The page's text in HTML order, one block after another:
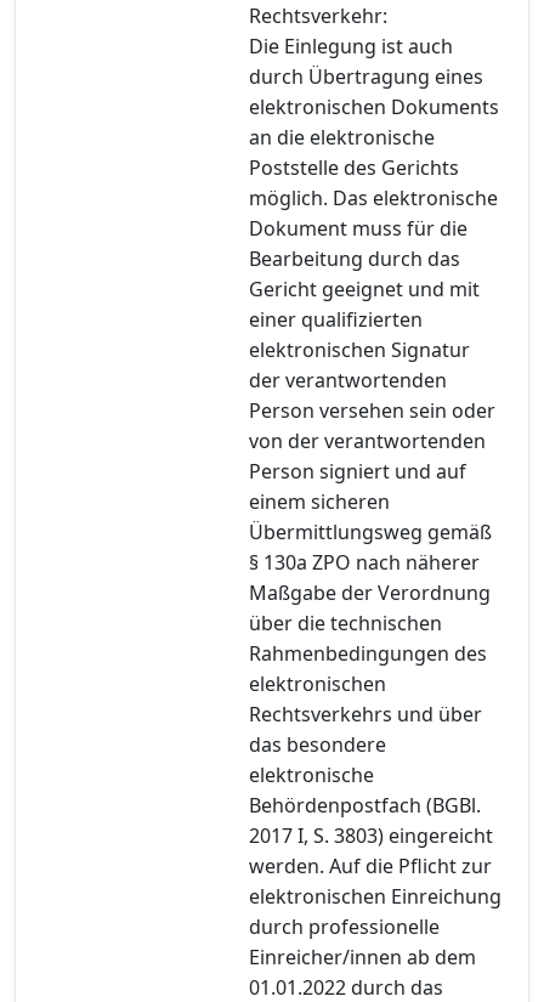
Rechtsverkehr:
Die Einlegung ist auch
durch Übertragung eines
elektronischen Dokuments
an die elektronische
Poststelle des Gerichts
möglich. Das elektronische
Dokument muss für die
Bearbeitung durch das
Gericht geeignet und mit
einer qualifizierten
elektronischen Signatur
der verantwortenden
Person versehen sein oder
von der verantwortenden
Person signiert und auf
einem sicheren
Übermittlungsweg gemäß
§ 130a ZPO nach näherer
Maßgabe der Verordnung
über die technischen
Rahmenbedingungen des
elektronischen
Rechtsverkehrs und über
das besondere
elektronische
Behördenpostfach (BGBl.
2017 I, S. 3803) eingereicht
werden. Auf die Pflicht zur
elektronischen Einreichung
durch professionelle
Einreicher/innen ab dem
01.01.2022 durch das